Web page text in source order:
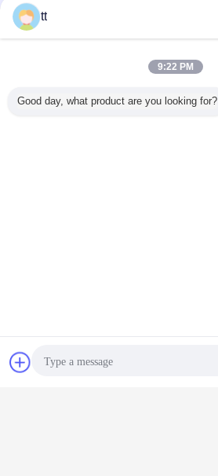
Chatea
tt
9:22 PM
Good day, what product are you looking for?